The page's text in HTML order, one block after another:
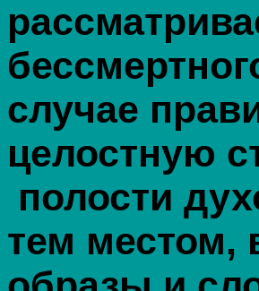
случае
целостную
полости
тем местом,